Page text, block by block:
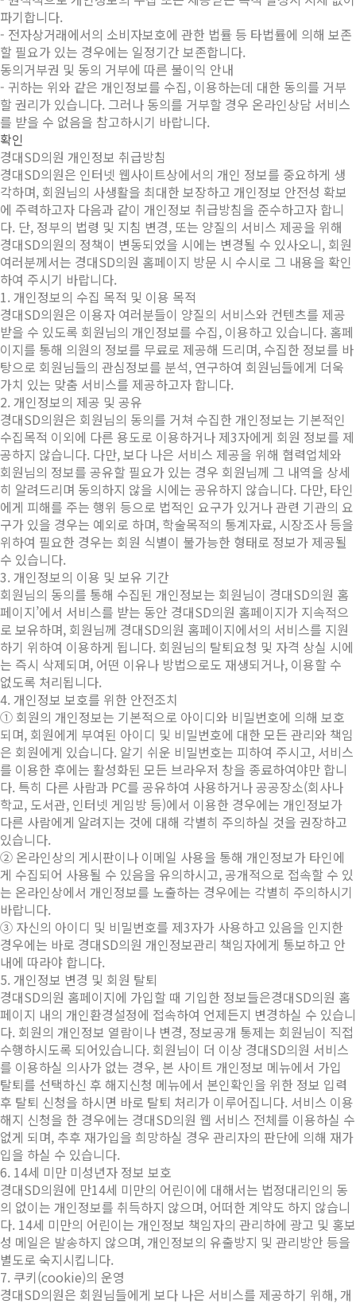
파기합니다.
- 전자상거래에서의 소비자보호에 관한 법률 등 타법률에 의해 보존
할 필요가 있는 경우에는 일정기간 보존합니다.
동의거부권 및 동의 거부에 따른 불이익 안내
- 귀하는 위와 같은 개인정보를 수집, 이용하는데 대한 동의를 거부
할 권리가 있습니다. 그러나 동의를 거부할 경우 온라인상담 서비스
를 받을 수 없음을 참고하시기 바랍니다.
확인
경대SD의원 개인정보 취급방침
경대SD의원은 인터넷 웹사이트상에서의 개인 정보를 중요하게 생
각하며, 회원님의 사생활을 최대한 보장하고 개인정보 안전성 확보
에 주력하고자 다음과 같이 개인정보 취급방침을 준수하고자 합니
다. 단, 정부의 법령 및 지침 변경, 또는 양질의 서비스 제공을 위해
경대SD의원의 정책이 변동되었을 시에는 변경될 수 있사오니, 회원
여러분께서는 경대SD의원 홈페이지 방문 시 수시로 그 내용을 확인
하여 주시기 바랍니다.
1. 개인정보의 수집 목적 및 이용 목적
경대SD의원은 이용자 여러분들이 양질의 서비스와 컨텐츠를 제공
받을 수 있도록 회원님의 개인정보를 수집, 이용하고 있습니다. 홈페
이지를 통해 의원의 정보를 무료로 제공해 드리며, 수집한 정보를 바
탕으로 회원님들의 관심정보를 분석, 연구하여 회원님들에게 더욱
가치 있는 맞춤 서비스를 제공하고자 합니다.
2. 개인정보의 제공 및 공유
경대SD의원은 회원님의 동의를 거쳐 수집한 개인정보는 기본적인
수집목적 이외에 다른 용도로 이용하거나 제3자에게 회원 정보를 제
공하지 않습니다. 다만, 보다 나은 서비스 제공을 위해 협력업체와
회원님의 정보를 공유할 필요가 있는 경우 회원님께 그 내역을 상세
히 알려드리며 동의하지 않을 시에는 공유하지 않습니다. 다만, 타인
에게 피해를 주는 행위 등으로 법적인 요구가 있거나 관련 기관의 요
구가 있을 경우는 예외로 하며, 학술목적의 통계자료, 시장조사 등을
위하여 필요한 경우는 회원 식별이 불가능한 형태로 정보가 제공될
수 있습니다.
3. 개인정보의 이용 및 보유 기간
회원님의 동의를 통해 수집된 개인정보는 회원님이 경대SD의원 홈
페이지’에서 서비스를 받는 동안 경대SD의원 홈페이지가 지속적으
로 보유하며, 회원님께 경대SD의원 홈페이지에서의 서비스를 지원
하기 위하여 이용하게 됩니다. 회원님의 탈퇴요청 및 자격 상실 시에
는 즉시 삭제되며, 어떤 이유나 방법으로도 재생되거나, 이용할 수
없도록 처리됩니다.
4. 개인정보 보호를 위한 안전조치
① 회원의 개인정보는 기본적으로 아이디와 비밀번호에 의해 보호
되며, 회원에게 부여된 아이디 및 비밀번호에 대한 모든 관리와 책임
은 회원에게 있습니다. 알기 쉬운 비밀번호는 피하여 주시고, 서비스
를 이용한 후에는 활성화된 모든 브라우저 창을 종료하여야만 합니
다. 특히 다른 사람과 PC를 공유하여 사용하거나 공공장소(회사나
학교, 도서관, 인터넷 게임방 등)에서 이용한 경우에는 개인정보가
다른 사람에게 알려지는 것에 대해 각별히 주의하실 것을 권장하고
있습니다.
② 온라인상의 게시판이나 이메일 사용을 통해 개인정보가 타인에
게 수집되어 사용될 수 있음을 유의하시고, 공개적으로 접속할 수 있
는 온라인상에서 개인정보를 노출하는 경우에는 각별히 주의하시기
바랍니다.
③ 자신의 아이디 및 비밀번호를 제3자가 사용하고 있음을 인지한
경우에는 바로 경대SD의원 개인정보관리 책임자에게 통보하고 안
내에 따라야 합니다.
5. 개인정보 변경 및 회원 탈퇴
경대SD의원 홈페이지에 가입할 때 기입한 정보들은경대SD의원 홈
페이지 내의 개인환경설정에 접속하여 언제든지 변경하실 수 있습니
다. 회원의 개인정보 열람이나 변경, 정보공개 통제는 회원님이 직접
수행하시도록 되어있습니다. 회원님이 더 이상 경대SD의원 서비스
를 이용하실 의사가 없는 경우, 본 사이트 개인정보 메뉴에서 가입
탈퇴를 선택하신 후 해지신청 메뉴에서 본인확인을 위한 정보 입력
후 탈퇴 신청을 하시면 바로 탈퇴 처리가 이루어집니다. 서비스 이용
해지 신청을 한 경우에는 경대SD의원 웹 서비스 전체를 이용하실 수
없게 되며, 추후 재가입을 희망하실 경우 관리자의 판단에 의해 재가
입을 하실 수 있습니다.
6. 14세 미만 미성년자 정보 보호
경대SD의원에 만14세 미만의 어린이에 대해서는 법정대리인의 동
의 없이는 개인정보를 취득하지 않으며, 어떠한 계약도 하지 않습니
다. 14세 미만의 어린이는 개인정보 책임자의 관리하에 광고 및 홍보
성 메일은 발송하지 않으며, 개인정보의 유출방지 및 관리방안 등을
별도로 숙지시킵니다.
7. 쿠키(cookie)의 운영
경대SD의원은 회원님들에게 보다 나은 서비스를 제공하기 위해, 개